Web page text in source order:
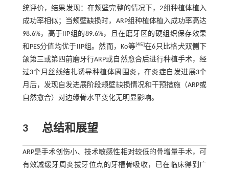
统评价，结果发现：在颊壁完整的情况下，2组种植体植入
成功率相似；当颊壁缺损时，ARP组种植体植入成功率高达
98.6%，高于IIP组的89.6%，且在磨牙区的硬组织保存效果
和PES分值均优于IIP组。然而，Ko等[45]在6只比格犬双侧下
颌第三或第四前磨牙行ARP或自然愈合后进行种植手术，经
过3个月丝线结扎诱导种植体周围炎，在炎症自发进展3个
月后，发现自发进展阶段颊壁缺损情况和干预措施（ARP或
自然愈合）对边缘骨水平变化无明显影响。
3总结和展望
ARP是手术创伤小、技术敏感性相对较低的骨增量手术，可
有效减缓牙周炎拔牙位点的牙槽骨吸收，已在临床得到广